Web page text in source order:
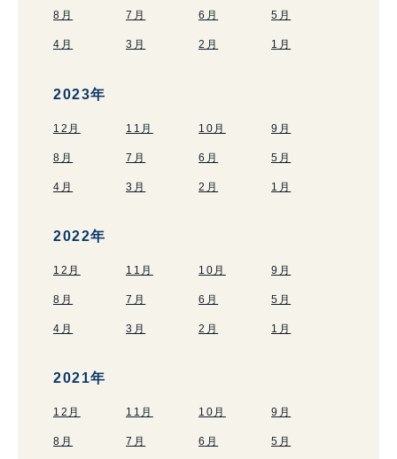
8月 7月 6月 5月
4月 3月 2月 1月
2023年
12月 11月 10月 9月
8月 7月 6月 5月
4月 3月 2月 1月
2022年
12月 11月 10月 9月
8月 7月 6月 5月
4月 3月 2月 1月
2021年
12月 11月 10月 9月
8月 7月 6月 5月